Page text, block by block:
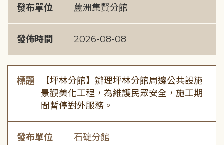
發布單位 蘆洲集賢分館
發佈時間 2026-08-08
標題
【坪林分館】辦理坪林分館周邊公共設施
景觀美化工程，為維護民眾安全，施工期
間暫停對外服務。
發布單位 石碇分館